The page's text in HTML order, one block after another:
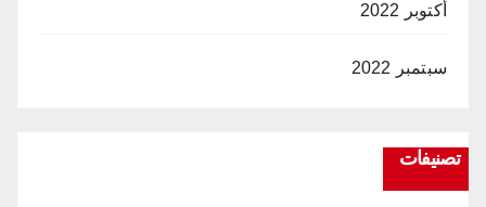
أكتوبر 2022
سبتمبر 2022
تصنيفات